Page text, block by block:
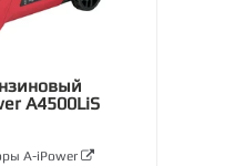
A4500LiS
A-iPower